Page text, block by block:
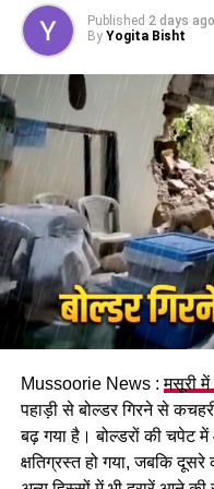
मजदूरी का प्रावधान
पढ़े धामी
GST संशोधित
नैनीताल हाईकोर्ट के
देने का फैसला।
Published 2 days ago
By Yogita Bisht
Mussoorie News :मसूरी में
पहाड़ी से बोल्डर गिरने से
बढ़ गया है। बोल्डरों की चपेट
क्षतिग्रस्त हो गया, जबकि दूसरे